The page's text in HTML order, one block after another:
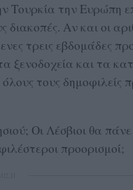
Τουρκία την Ευρώπη
διακοπές. Αν και οι
τρεις εβδομάδες
ξενοδοχεία και τα
τους δημοφιλείς
Οι Λέσβιοι θα
προορισμοί;